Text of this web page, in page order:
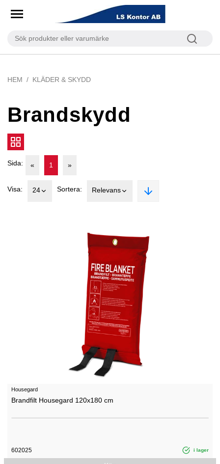
HEM KLÄDER & SKYDD
Brandskydd
Sida: « 1 »
Visa: 24 Sortera: Relevans
Housegard
Brandfilt Housegard 120x180 cm
602025 i lager